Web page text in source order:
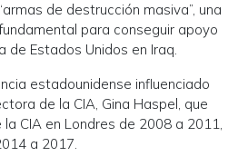
de destrucción masiva”, una
para conseguir apoyo
de Estados Unidos en Iraq.
estadounidense influenciado
de la CIA, Gina Haspel, que
CIA en Londres de 2008 a 2011,
a 2017.